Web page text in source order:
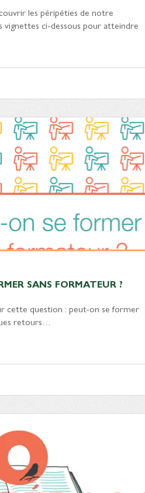
les péripéties de notre
ci-dessous pour atteindre
SANS FORMATEUR ?
cette question : peut-on se former
retours…